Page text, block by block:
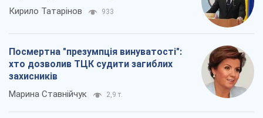
Кирило Татарінов 933
Посмертна "презумпція винуватості":
хто дозволив ТЦК судити загиблих
захисників
Марина Ставнійчук 2,9 т.